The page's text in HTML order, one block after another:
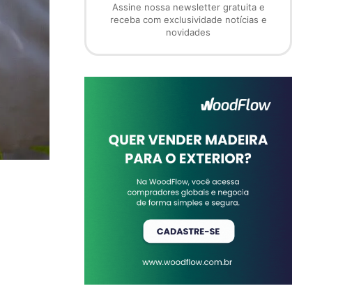
Assine nossa newsletter gratuita e
receba com exclusividade notícias e
novidades